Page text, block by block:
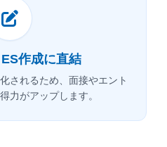
作成に直結
されるため、面接やエント
力がアップします。